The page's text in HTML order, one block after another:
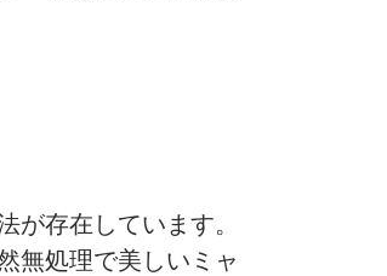
存在しています。
無処理で美しいミャ